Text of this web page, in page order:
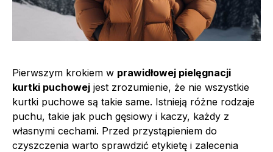
Pierwszym krokiem w prawidłowej pielęgnacji
kurtki puchowej jest zrozumienie, że nie wszystkie
kurtki puchowe są takie same. Istnieją różne rodzaje
puchu, takie jak puch gęsiowy i kaczy, każdy z
własnymi cechami. Przed przystąpieniem do
czyszczenia warto sprawdzić etykietę i zalecenia